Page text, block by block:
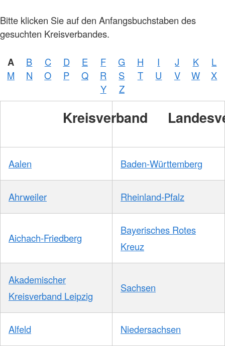
Bitte klicken Sie auf den Anfangsbuchstaben des
gesuchten Kreisverbandes.
A B C D E F G H I J K
L
M
N O P Q R S T U V W
X
Y
Z
Kreisverband
Aalen Baden-Württemberg
Ahrweiler Rheinland-Pfalz
Aichach-Friedberg
Bayerisches Rotes
Kreuz
Akademischer
Kreisverband Leipzig
Sachsen
Alfeld Niedersachsen